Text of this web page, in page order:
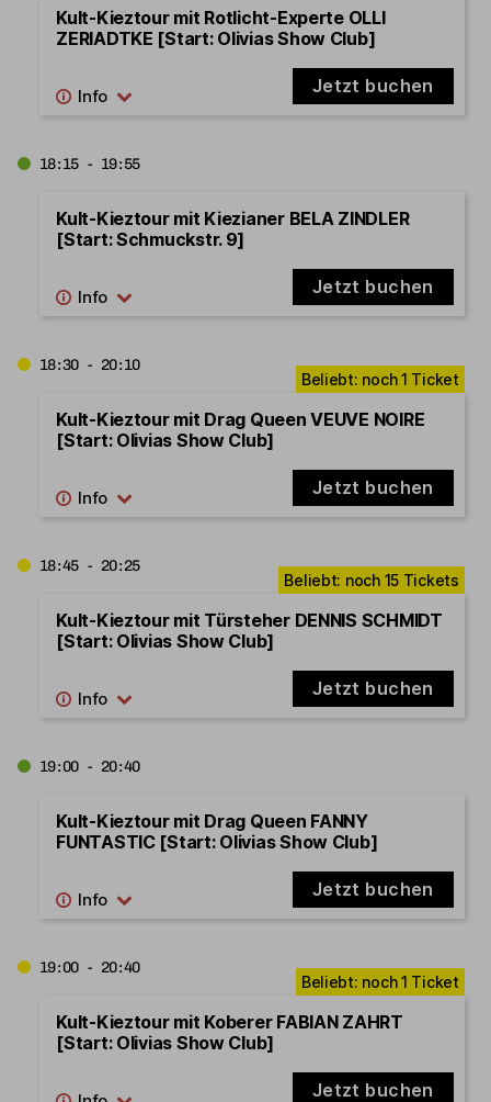
Kult-Kieztour mit Rotlicht-Experte OLLI
ZERIADTKE [Start: Olivias Show Club]
Jetzt buchen
18:15 - 19:55
Kult-Kieztour mit Kiezianer BELA ZINDLER
[Start: Schmuckstr. 9]
Jetzt buchen
18:30 - 20:10
Kult-Kieztour mit Drag Queen VEUVE NOIRE
[Start: Olivias Show Club]
Jetzt buchen
18:45 - 20:25
Kult-Kieztour mit Türsteher DENNIS SCHMIDT
[Start: Olivias Show Club]
Jetzt buchen
19:00 - 20:40
Kult-Kieztour mit Drag Queen FANNY
FUNTASTIC [Start: Olivias Show Club]
Jetzt buchen
19:00 - 20:40
Kult-Kieztour mit Koberer FABIAN ZAHRT
[Start: Olivias Show Club]
Jetzt buchen